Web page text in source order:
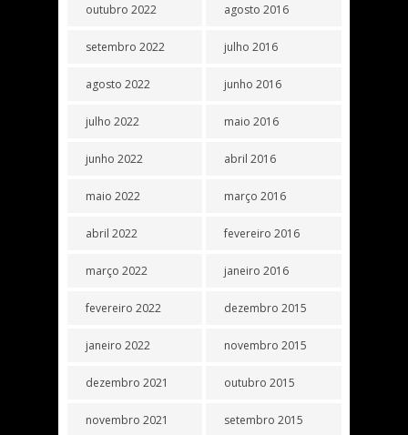
outubro 2022
setembro 2022
agosto 2022
julho 2022
junho 2022
maio 2022
abril 2022
março 2022
fevereiro 2022
janeiro 2022
dezembro 2021
novembro 2021
agosto 2016
julho 2016
junho 2016
maio 2016
abril 2016
março 2016
fevereiro 2016
janeiro 2016
dezembro 2015
novembro 2015
outubro 2015
setembro 2015